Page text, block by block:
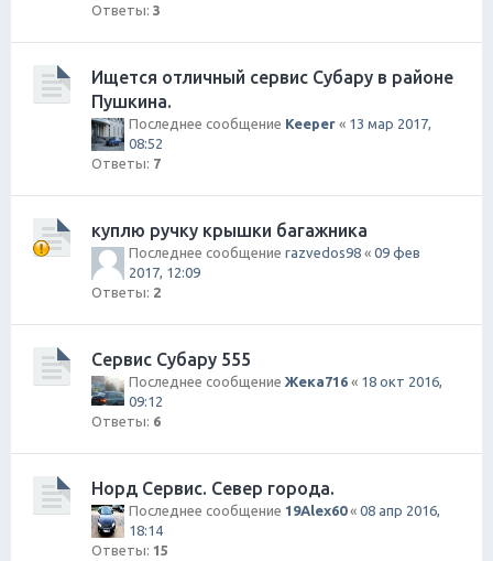
Ответы: 3
Ищется отличный сервис Субару в районе
Пушкина.
Последнее сообщение Keeper « 13 мар 2017,
08:52
Ответы: 7
куплю ручку крышки багажника
Последнее сообщение razvedos98 « 09 фев
2017, 12:09
Ответы: 2
Сервис Субару 555
Последнее сообщение Жека716 « 18 окт 2016,
09:12
Ответы: 6
Норд Сервис. Север города.
Последнее сообщение 19Alex60« 08 апр 2016,
18:14
Ответы: 15